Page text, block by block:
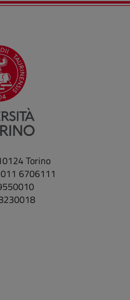
Torino
6706111